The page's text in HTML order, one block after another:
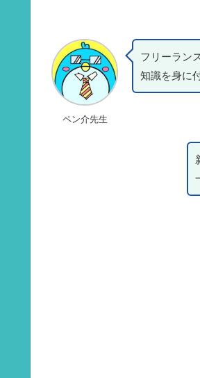
ペン介先生
フリーラン
知識を身に